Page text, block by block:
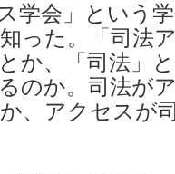
学会」という
った。「司法
か、「司法」
のか。司法が
、アクセスが